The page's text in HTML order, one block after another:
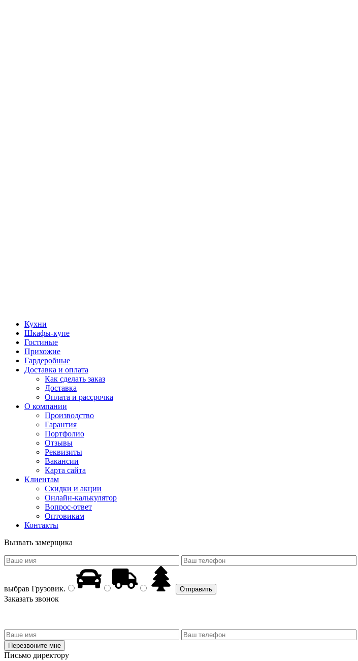
Кухни
Шкафы-купе
Гостиные
Прихожие
Гардеробные
Доставка и оплата
Как сделать заказ
Доставка
Оплата и рассрочка
О компании
Производство
Гарантия
Портфолио
Отзывы
Реквизиты
Вакансии
Карта сайта
Клиентам
Скидки и акции
Онлайн-калькулятор
Вопрос-ответ
Оптовикам
Контакты
Вызвать замерщика
выбрав Грузовик.
Заказать звонок
Письмо директору